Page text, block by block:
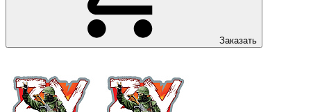
Заказать